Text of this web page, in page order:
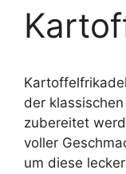
der
zubereitet
voller
um diese